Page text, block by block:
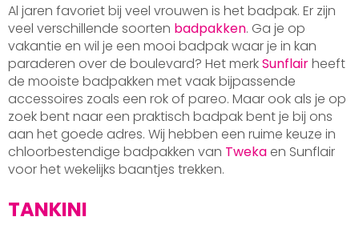
Al jaren favoriet bij veel vrouwen is het badpak. Er zijn
veel verschillende soorten badpakken. Ga je op
vakantie en wil je een mooi badpak waar je in kan
paraderen over de boulevard? Het merkSunflairheeft
de mooiste badpakken met vaak bijpassende
accessoires zoals een rok of pareo. Maar ook als je op
zoek bent naar een praktisch badpak bent je bij ons
aan het goede adres. Wij hebben een ruime keuze in
chloorbestendige badpakken van Tweka en Sunflair
voor het wekelijks baantjes trekken.
TANKINI